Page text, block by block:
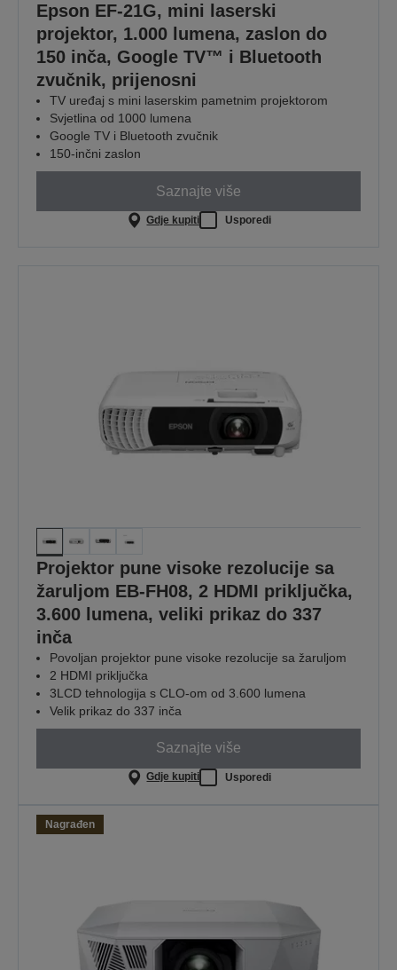
Epson EF-21G, mini laserski
projektor, 1.000 lumena, zaslon do
150 inča, Google TV™ i Bluetooth
zvučnik, prijenosni
TV uređaj s mini laserskim pametnim projektorom
Svjetlina od 1000 lumena
Google TV i Bluetooth zvučnik
150-inčni zaslon
Saznajte više
Gdje kupiti Usporedi
Projektor pune visoke rezolucije sa
žaruljom EB-FH08, 2 HDMI priključka,
3.600 lumena, veliki prikaz do 337
inča
Povoljan projektor pune visoke rezolucije sa žaruljom
2 HDMI priključka
3LCD tehnologija s CLO-om od 3.600 lumena
Velik prikaz do 337 inča
Saznajte više
Gdje kupiti Usporedi
Nagrađen